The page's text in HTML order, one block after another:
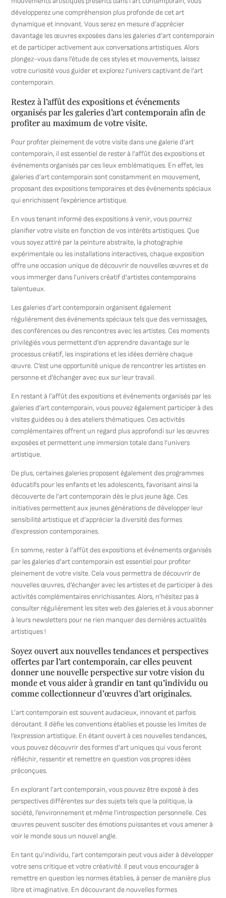
développerez une compréhension plus profonde de cet art
dynamique et innovant. Vous serez en mesure d’apprécier
davantage les œuvres exposées dans les galeries d’art contemporain
et de participer activement aux conversations artistiques. Alors
plongez-vous dans l’étude de ces styles et mouvements, laissez
votre curiosité vous guider et explorez l’univers captivant de l’art
contemporain.
Restez à l’affût des expositions et événements
organisés par les galeries d’art contemporain afin de
profiter au maximum de votre visite.
Pour profiter pleinement de votre visite dans une galerie d’art
contemporain, il est essentiel de rester à l’affût des expositions et
événements organisés par ces lieux emblématiques. En effet, les
galeries d’art contemporain sont constamment en mouvement,
proposant des expositions temporaires et des événements spéciaux
qui enrichissent l’expérience artistique.
En vous tenant informé des expositions à venir, vous pourrez
planifier votre visite en fonction de vos intérêts artistiques. Que
vous soyez attiré par la peinture abstraite, la photographie
expérimentale ou les installations interactives, chaque exposition
offre une occasion unique de découvrir de nouvelles œuvres et de
vous immerger dans l’univers créatif d’artistes contemporains
talentueux.
Les galeries d’art contemporain organisent également
régulièrement des événements spéciaux tels que des vernissages,
des conférences ou des rencontres avec les artistes. Ces moments
privilégiés vous permettent d’en apprendre davantage sur le
processus créatif, les inspirations et les idées derrière chaque
œuvre. C’est une opportunité unique de rencontrer les artistes en
personne et d’échanger avec eux sur leur travail.
En restant à l’affût des expositions et événements organisés par les
galeries d’art contemporain, vous pouvez également participer à des
visites guidées ou à des ateliers thématiques. Ces activités
complémentaires offrent un regard plus approfondi sur les œuvres
exposées et permettent une immersion totale dans l’univers
artistique.
De plus, certaines galeries proposent également des programmes
éducatifs pour les enfants et les adolescents, favorisant ainsi la
découverte de l’art contemporain dès le plus jeune âge. Ces
initiatives permettent aux jeunes générations de développer leur
sensibilité artistique et d’apprécier la diversité des formes
d’expression contemporaines.
En somme, rester à l’affût des expositions et événements organisés
par les galeries d’art contemporain est essentiel pour profiter
pleinement de votre visite. Cela vous permettra de découvrir de
nouvelles œuvres, d’échanger avec les artistes et de participer à des
activités complémentaires enrichissantes. Alors, n’hésitez pas à
consulter régulièrement les sites web des galeries et à vous abonner
à leurs newsletters pour ne rien manquer des dernières actualités
artistiques !
Soyez ouvert aux nouvelles tendances et perspectives
offertes par l’art contemporain, car elles peuvent
donner une nouvelle perspective sur votre vision du
monde et vous aider à grandir en tant qu’individu ou
comme collectionneur d’œuvres d’art originales.
L’art contemporain est souvent audacieux, innovant et parfois
déroutant. Il défie les conventions établies et pousse les limites de
l’expression artistique. En étant ouvert à ces nouvelles tendances,
vous pouvez découvrir des formes d’art uniques qui vous feront
réfléchir, ressentir et remettre en question vos propres idées
préconçues.
En explorant l’art contemporain, vous pouvez être exposé à des
perspectives différentes sur des sujets tels que la politique, la
société, l’environnement et même l’introspection personnelle. Ces
œuvres peuvent susciter des émotions puissantes et vous amener à
voir le monde sous un nouvel angle.
En tant qu’individu, l’art contemporain peut vous aider à développer
votre sens critique et votre créativité. Il peut vous encourager à
remettre en question les normes établies, à penser de manière plus
libre et imaginative. En découvrant de nouvelles formes